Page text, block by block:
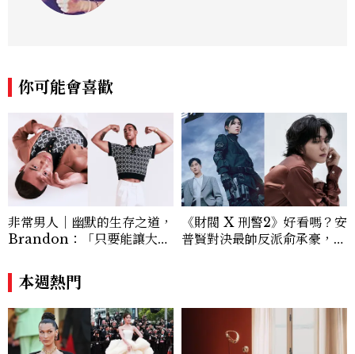
你可能會喜歡
非常男人｜幽默的生存之道，
Brandon：「只要能讓大家
讓敵人成為朋友。」
《財閥 X 刑警2》好看嗎？安
普賢對決最帥反派俞承豪，鄭
本週熱門